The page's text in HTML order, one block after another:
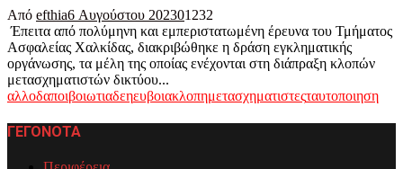
Από efthia6 Αυγούστου 202301232
Έπειτα από πολύμηνη και εμπεριστατωμένη έρευνα του Τμήματος
Ασφαλείας Χαλκίδας, διακριβώθηκε η δράση εγκληματικής
οργάνωσης, τα μέλη της οποίας ενέχονται στη διάπραξη κλοπών
μετασχηματιστών δικτύου...
αλλοδαποιβοιωτιαδεηευβοιακλοπημετασχηματιστεςταυτοποιηση
ΓΕΓΟΝΟΤΑ